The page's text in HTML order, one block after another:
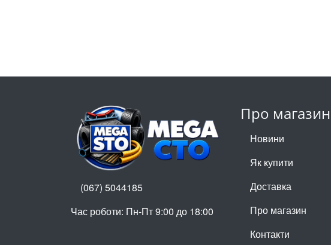
Про магазин
Новини
Як купити
Доставка
Про магазин
Контакти
(067) 5044185
Час роботи: Пн-Пт 9:00 до 18:00